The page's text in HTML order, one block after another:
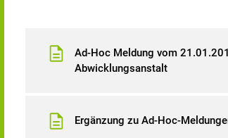
Ad-Hoc Meldung vom
Abwicklungsanstalt
Ergänzung zu Ad-Hoc-